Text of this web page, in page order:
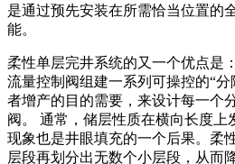
是通过预先安装在所需恰当位置的
能。
柔性单层完井系统的又一个优点是
流量控制阀组建一系列可操控的“
者增产的目的需要，来设计每一个
阀。 通常，储层性质在横向长度上
现象也是井眼填充的一个后果。柔
层段再划分出无数个小层段，从而